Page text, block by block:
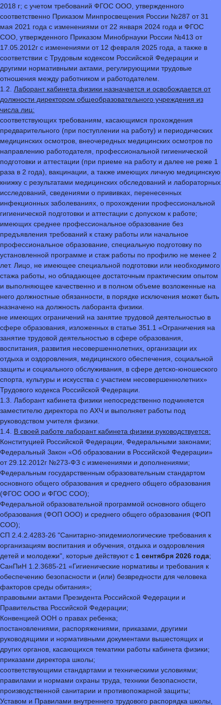
2018 г; с учетом требований ФГОС ООО, утвержденного
соответственно Приказом Минпросвещения России №287 от 31
мая 2021 года с изменениями от 22 января 2024 года и ФГОС
СОО, утвержденного Приказом Минобрнауки России №413 от
17.05.2012г с изменениями от 12 февраля 2025 года, а также в
соответствии с Трудовым кодексом Российской Федерации и
другими нормативными актами, регулирующими трудовые
отношения между работником и работодателем.
1.2. Лаборант кабинета физики назначается и освобождается от
должности директором общеобразовательного учреждения из
числа лиц:
соответствующих требованиям, касающимся прохождения
предварительного (при поступлении на работу) и периодических
медицинских осмотров, внеочередных медицинских осмотров по
направлению работодателя, профессиональной гигиенической
подготовки и аттестации (при приеме на работу и далее не реже 1
раза в 2 года), вакцинации, а также имеющих личную медицинскую
книжку с результатами медицинских обследований и лабораторных
исследований, сведениями о прививках, перенесенных
инфекционных заболеваниях, о прохождении профессиональной
гигиенической подготовки и аттестации с допуском к работе;
имеющих среднее профессиональное образование без
предъявления требований к стажу работы или начальное
профессиональное образование, специальную подготовку по
установленной программе и стаж работы по профилю не менее 2
лет. Лицо, не имеющее специальной подготовки или необходимого
стажа работы, но обладающее достаточным практическим опытом
и выполняющее качественно и в полном объеме возложенные на
него должностные обязанности, в порядке исключения может быть
назначено на должность лаборанта физики.
не имеющих ограничений на занятие трудовой деятельностью в
сфере образования, изложенных в статье 351.1 «Ограничения на
занятие трудовой деятельностью в сфере образования,
воспитания, развития несовершеннолетних, организации их
отдыха и оздоровления, медицинского обеспечения, социальной
защиты и социального обслуживания, в сфере детско-юношеского
спорта, культуры и искусства с участием несовершеннолетних»
Трудового кодекса Российской Федерации.
1.3. Лаборант кабинета физики непосредственно подчиняется
заместителю директора по АХЧ и выполняет работы под
руководством учителя физики.
1.4. В своей работе лаборант кабинета физики руководствуется:
Конституцией Российской Федерации, Федеральными законами;
Федеральный Закон «Об образовании в Российской Федерации»
от 29.12.2012г №273-ФЗ с изменениями и дополнениями;
Федеральным государственным образовательным стандартом
основного общего образования и среднего общего образования
(ФГОС ООО и ФГОС СОО);
Федеральной образовательной программой основного общего
образования (ФОП ООО) и среднего общего образования (ФОП
СОО);
СП 2.4.2.4283-26 "Санитарно-эпидемиологические требования к
организациям воспитания и обучения, отдыха и оздоровления
детей и молодежи", которые действуют с 1 сентября 2026 года;
СанПиН 1.2.3685-21 «Гигиенические нормативы и требования к
обеспечению безопасности и (или) безвредности для человека
факторов среды обитания»;
правовыми актами Президента Российской Федерации и
Правительства Российской Федерации;
Конвенцией ООН о правах ребенка;
постановлениями, распоряжениями, приказами, другими
руководящими и нормативными документами вышестоящих и
других органов, касающихся тематики работы кабинета физики;
приказами директора школы;
соответствующими стандартами и техническими условиями;
правилами и нормами охраны труда, техники безопасности,
производственной санитарии и противопожарной защиты;
Уставом и Правилами внутреннего трудового распорядка школы,